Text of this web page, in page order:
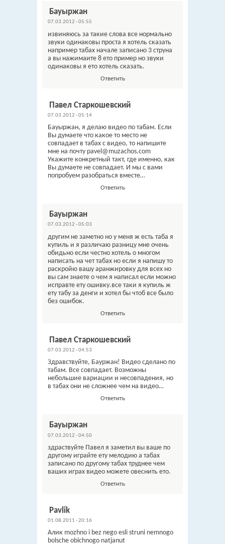
Бауыржан
07.03.2012 - 05:55
извиняюсь за такие слова все нормально
звуки одинаковы проста я хотель сказать
например табах начале записано 3 струна
а вы нажимаите 8 ето пример но звуки
одинаковы я ето хотель сказать.
Ответить
Павел Старкошевский
07.03.2012 - 05:14
Бауыржан, я делаю видео по табам. Если
Вы думаете что какое то место не
совпадает в табах с видео, то напишите
мне на почту pavel@muzachos.com
Укажите конкретный такт, где именно, как
Вы думаете не совпадает. И мы с вами
попробуем разобраться вместе…
Ответить
Бауыржан
07.03.2012 - 05:03
другим не заметно но у меня ж есть таба я
купиль и я различаю разницу мне очень
обидьно если честно хотель о многом
написать на чет табах но если я напишу то
раскройю вашу аранжировку для всех но
вы сам знаете о чем я написал если можно
исправте ету ошивку.все таки я купиль ж
ету табу за денги и хотел бы чтоб все было
без ошибок.
Ответить
Павел Старкошевский
07.03.2012 - 04:53
Здравствуйте, Бауржан! Видео сделано по
табам. Все совпадает. Возможны
небольшие вариации и несовпадения, но
в табах они не сложнее чем на видео…
Ответить
Бауыржан
07.03.2012 - 04:50
здраствуйте Павел я заметил вы ваше по
другому играйте ету мелодию а табах
записано по другому табах труднее чем
ваших играх видео можете овеснить ето.
Ответить
Pavlik
01.08.2011 - 20:16
Алик mozhno i bez nego esli struni nemnogo
bolsche obichnogo natjanut